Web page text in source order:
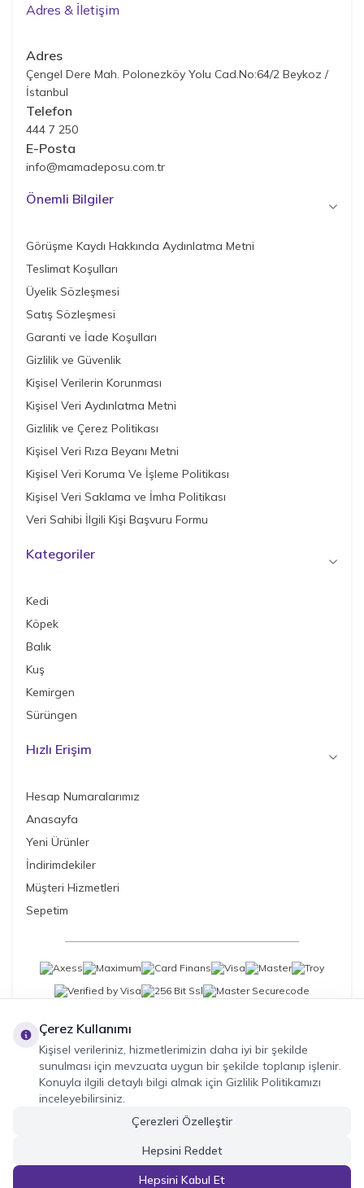
Adres & İletişim
Adres
Çengel Dere Mah. Polonezköy Yolu Cad.No:64/2 Beykoz /
İstanbul
Telefon
444 7 250
E-Posta
info@mamadeposu.com.tr
Önemli Bilgiler
Görüşme Kaydı Hakkında Aydınlatma Metni
Teslimat Koşulları
Üyelik Sözleşmesi
Satış Sözleşmesi
Garanti ve İade Koşulları
Gizlilik ve Güvenlik
Kişisel Verilerin Korunması
Kişisel Veri Aydınlatma Metni
Gizlilik ve Çerez Politikası
Kişisel Veri Rıza Beyanı Metni
Kişisel Veri Koruma Ve İşleme Politikası
Kişisel Veri Saklama ve İmha Politikası
Veri Sahibi İlgili Kişi Başvuru Formu
Kategoriler
Kedi
Köpek
Balık
Kuş
Kemirgen
Sürüngen
Hızlı Erişim
Hesap Numaralarımız
Anasayfa
Yeni Ürünler
İndirimdekiler
Müşteri Hizmetleri
Sepetim
Çerez Kullanımı
Kişisel verileriniz, hizmetlerimizin daha iyi bir şekilde
sunulması için mevzuata uygun bir şekilde toplanıp işlenir.
Konuyla ilgili detaylı bilgi almak için Gizlilik Politikamızı
inceleyebilirsiniz.
Çerezleri Özelleştir
Hepsini Reddet
Hepsini Kabul Et